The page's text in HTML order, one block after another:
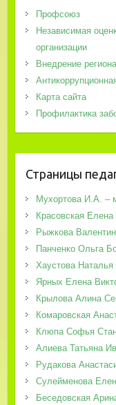
Профсоюз
Независимая
организации
Внедрение
Карта сайта
Профилактика
Страницы
Мухортова И.А. –
Красовская
Рыжкова
Панченко Ольга
Хаустова Наталья
Ярных Елена
Крылова Алина
Комаровская
Клюпа Софья
Алиева Татьяна
Рудакова
Сулейменова
Беседовская